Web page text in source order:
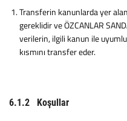
Transferin kanunlarda yer
gereklidir ve ÖZCANLAR
verilerin, ilgili kanun ile
kısmını transfer eder.
6.1.2 Koşullar